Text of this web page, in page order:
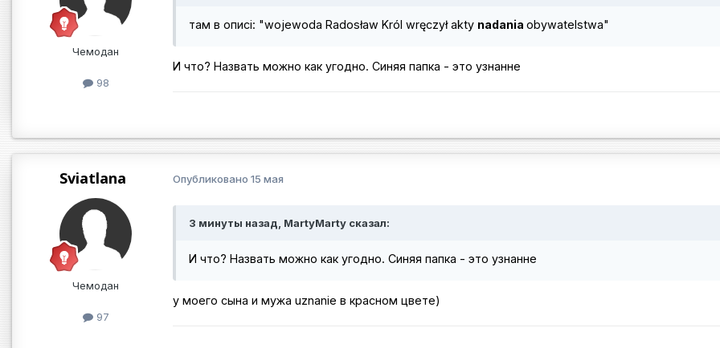
Чемодан
98
там в описі: "wojewoda Radosław Król wręczył akty nadania obywatelstwa"
И что? Назвать можно как угодно. Синяя папка - это узнанне
Sviatlana
Чемодан
97
Опубликовано 15 мая
3 минуты назад, MartyMarty сказал:
И что? Назвать можно как угодно. Синяя папка - это узнанне
у моего сына и мужа uznanie в красном цвете)